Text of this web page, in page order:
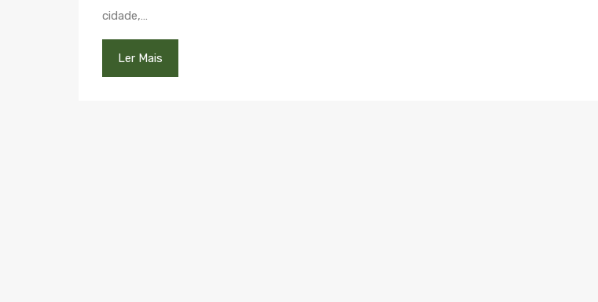
cidade,…
Ler Mais